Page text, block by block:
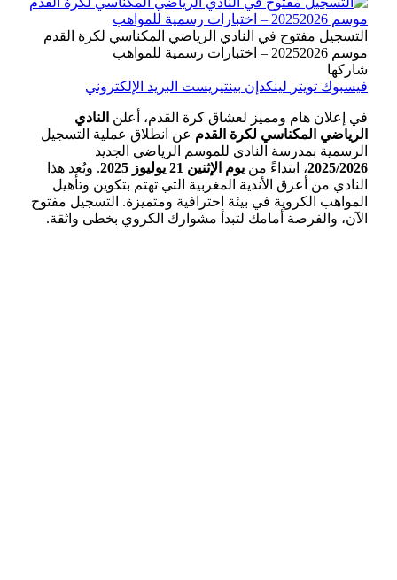
التسجيل مفتوح في النادي الرياضي المكناسي لكرة القدم
موسم 20252026 – اختبارات رسمية للمواهب
شاركها
فيسبوك تويتر لينكدإن بينتيريست البريد الإلكتروني
في إعلان هام ومميز لعشاق كرة القدم، أعلنالنادي
الرياضي المكناسي لكرة القدمعن انطلاق عملية التسجيل
الرسمية بمدرسة النادي للموسم الرياضي الجديد
2025/2026، ابتداءً منيوم الإثنين 21 يوليوز 2025
. ويُعد هذا
النادي من أعرق الأندية المغربية التي تهتم بتكوين وتأهيل
المواهب الكروية في بيئة احترافية ومتميزة. التسجيل مفتوح
الآن، والفرصة أمامك لتبدأ مشوارك الكروي بخطى واثقة.